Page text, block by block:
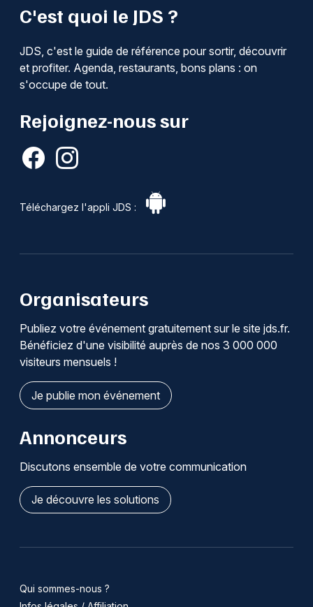
C'est quoi le JDS ?
JDS, c'est le guide de référence pour sortir, découvrir
et profiter. Agenda, restaurants, bons plans : on
s'occupe de tout.
Rejoignez-nous sur
Téléchargez l'appli JDS :
Organisateurs
Publiez votre événement gratuitement sur le site jds.fr.
Bénéficiez d'une visibilité auprès de nos 3 000 000
visiteurs mensuels !
Je publie mon événement
Annonceurs
Discutons ensemble de votre communication
Je découvre les solutions
Qui sommes-nous ?